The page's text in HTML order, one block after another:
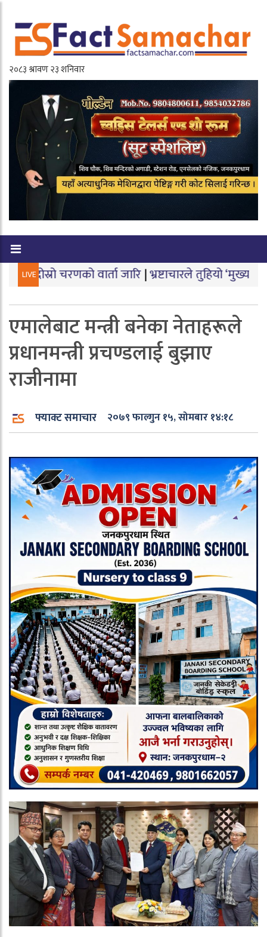
LIVEवार्ता जारि|भ्रष्टाचारले तुहियो ‘मुख्यमन्त्री बेटी
एमालेबाट मन्त्री बनेका नेताहरूले
प्रधानमन्त्री प्रचण्डलाई बुझाए
राजीनामा
फ्याक्ट समाचार २०७९ फाल्गुन १५, सोमबार १४:१८